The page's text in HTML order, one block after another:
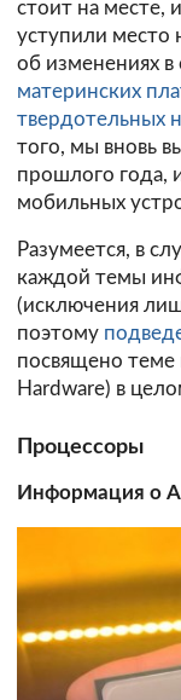
стоит на месте,
уступили место
об изменениях в
материнских
твердотельных
того, мы вновь
прошлого года,
мобильных
Разумеется, в
каждой темы
(исключения
поэтому
посвящено
Hardware) в
Процессоры
Информация о